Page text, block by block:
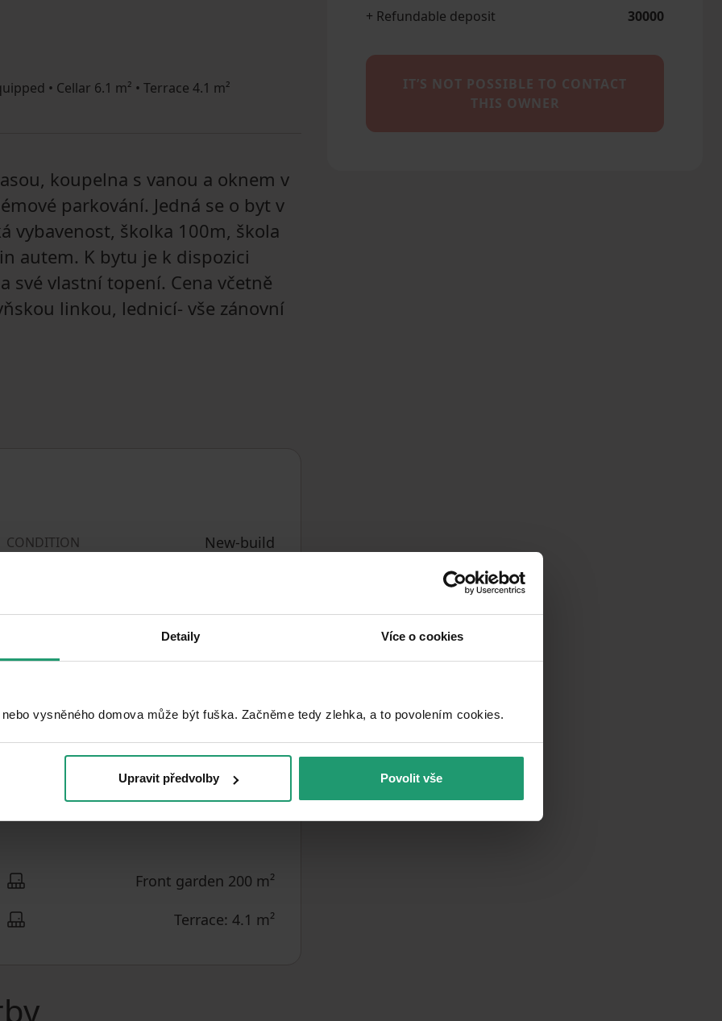
Detaily Více o cookies
vysněného domova může být fuška. Začněme tedy zlehka, a to povolením cookies.​
Upravit předvolby Povolit vše
• Cellar 6.1 m² • Terrace 4.1 m²
koupelna s vanou a oknem v
parkování. Jedná se o byt v
vybavenost, školka 100m, škola
autem. K bytu je k dispozici
své vlastní topení. Cena včetně
linkou, lednicí- vše zánovní
CONDITION New-build
FLOOR 2. floor
OWNERSHIP Personal
Front garden 200 m²
Terrace: 4.1 m²
+ Refundable deposit
30000
IT’S NOT POSSIBLE TO CONTACT
THIS OWNER